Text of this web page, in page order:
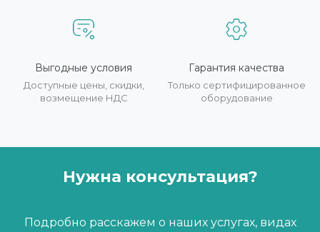
Выгодные условия
Доступные цены, скидки,
возмещение НДС
Гарантия качества
Только сертифицированное
оборудование
Нужна консультация?
Подробно расскажем о наших услугах, видах